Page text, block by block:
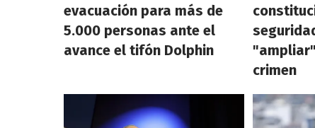
evacuación para más de
5.000 personas ante el
avance el tifón Dolphin
crimen